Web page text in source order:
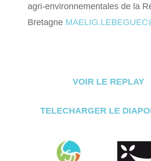
agri-environnementales de la
Bretagne
VOIR LE REPLAY
TELECHARGER LE